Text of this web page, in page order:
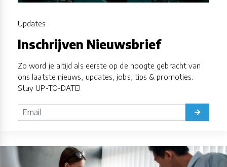
Updates
Inschrijven Nieuwsbrief
Zo word je altijd als eerste op de hoogte gebracht van
ons laatste nieuws, updates, jobs, tips & promoties.
Stay UP-TO-DATE!